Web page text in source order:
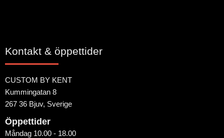
Kontakt & öppettider
CUSTOM BY KENT
Kummingatan 8
267 36 Bjuv, Sverige
Öppettider
Måndag 10.00 - 18.00